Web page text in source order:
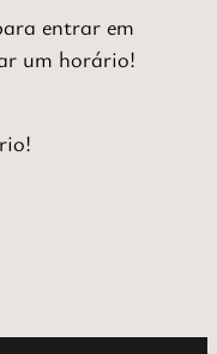
entrar em
um horário!